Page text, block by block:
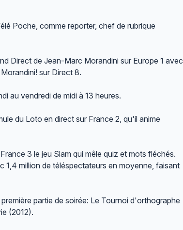
Poche, comme reporter, chef de rubrique
Direct de Jean-Marc Morandini sur Europe 1 avec
sur Direct 8.
au vendredi de midi à 13 heures.
du Loto en direct sur France 2, qu'il anime
3 le jeu Slam qui mêle quiz et mots fléchés.
1,4 million de téléspectateurs en moyenne, faisant
partie de soirée: Le Tournoi d'orthographe
(2012).